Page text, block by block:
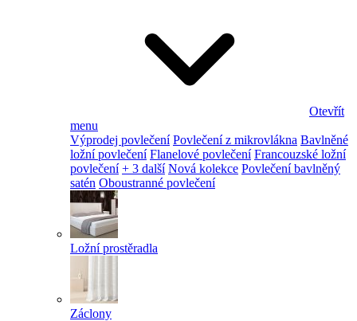
Otevřít
menu
Výprodej povlečení Povlečení z mikrovlákna Bavlněné
ložní povlečení Flanelové povlečení Francouzské ložní
povlečení + 3 další Nová kolekce Povlečení bavlněný
satén Oboustranné povlečení
Ložní prostěradla
Záclony